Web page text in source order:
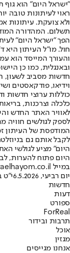
"ישראל היום" הוא
ראוי לעיתונות טובה
ולא צועקת. עיתונות
הפך "ישראל היום"
חול. מו"ל העיתון היא
והעורך המייסד הוא
חדשות מסביב לשעון,
וידיאו, פודקאסטים
כוללות ערוצי חדשות
לאוויר האתר החדש
לספק לגולשים חוויה
המודפסת של העיתון
לקבל אותם גם
היום" מציע לגולשי
היום פתוח להערות,
במייל hayom@israelhayom.co.il.
יום רביעי, 6.5.2026
י"ט
חדשות
דעות
ספורט
ForReal
תרבות ובידור
אוכל
מגזין
אנחנו מגייסים